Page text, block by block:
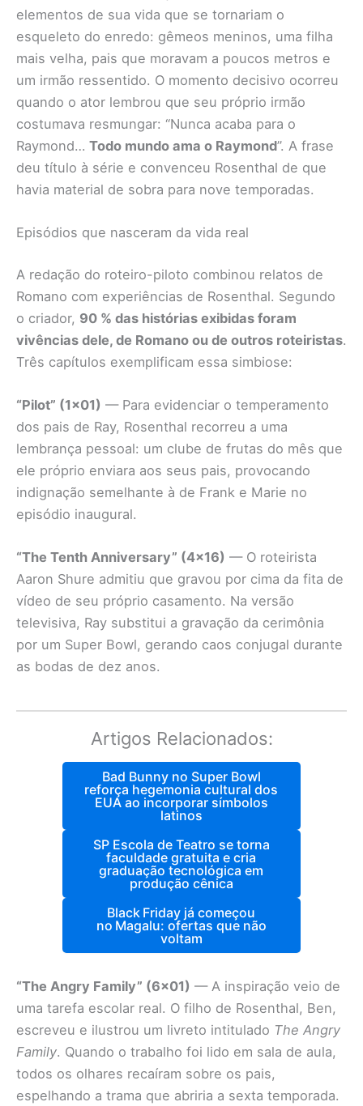
elementos de sua vida que se tornariam o
esqueleto do enredo: gêmeos meninos, uma filha
mais velha, pais que moravam a poucos metros e
um irmão ressentido. O momento decisivo ocorreu
quando o ator lembrou que seu próprio irmão
costumava resmungar: “Nunca acaba para o
Raymond… Todo mundo ama o Raymond”. A frase
deu título à série e convenceu Rosenthal de que
havia material de sobra para nove temporadas.
Episódios que nasceram da vida real
A redação do roteiro-piloto combinou relatos de
Romano com experiências de Rosenthal. Segundo
o criador, 90 % das histórias exibidas foram
vivências dele, de Romano ou de outros roteiristas.
Três capítulos exemplificam essa simbiose:
“Pilot” (1×01) — Para evidenciar o temperamento
dos pais de Ray, Rosenthal recorreu a uma
lembrança pessoal: um clube de frutas do mês que
ele próprio enviara aos seus pais, provocando
indignação semelhante à de Frank e Marie no
episódio inaugural.
“The Tenth Anniversary” (4×16) — O roteirista
Aaron Shure admitiu que gravou por cima da fita de
vídeo de seu próprio casamento. Na versão
televisiva, Ray substitui a gravação da cerimônia
por um Super Bowl, gerando caos conjugal durante
as bodas de dez anos.
Artigos Relacionados:
Bad Bunny no Super Bowl
reforça hegemonia cultural dos
EUA ao incorporar símbolos
latinos
SP Escola de Teatro se torna
faculdade gratuita e cria
graduação tecnológica em
produção cênica
Black Friday já começou
no Magalu: ofertas que não
voltam
“The Angry Family” (6×01) — A inspiração veio de
uma tarefa escolar real. O filho de Rosenthal, Ben,
escreveu e ilustrou um livreto intitulado The Angry
Family. Quando o trabalho foi lido em sala de aula,
todos os olhares recaíram sobre os pais,
espelhando a trama que abriria a sexta temporada.